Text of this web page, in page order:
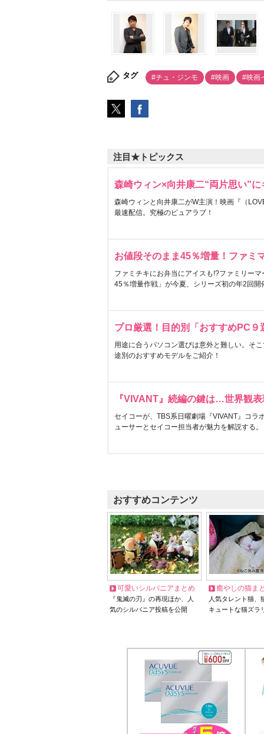
タグ #チュ・ジンモ #映画 #映画
注目★トピックス
森崎ウィン×向井康二“両片思い”
森崎ウィンと向井康二がW主演！映画『（
最速配信。究極のピュアラブ！
お値段そのまま45％増量！ファミ
ファミチキにお弁当にアイスも!?ファミリー
45％増量作戦」が今夏、シリーズ初の年2回開
プロ厳選！目的別「おすすめPC９
用途に合うパソコン選びは意外と難しい。そ
途別のおすすめモデルをご紹介！
『VIVANT』続編の鍵は…世界観
セイコーが、TBS系日曜劇場『VIVANT』コラ
ューサーとセイコー担当者が魅力を解説する。
おすすめコンテンツ
可愛いシルバニアまとめ
『鬼滅の刃』の再現ほか、人
気のシルバニア投稿を公開
癒やしの猫ま
人気タレント猫
キュートな猫ズラ